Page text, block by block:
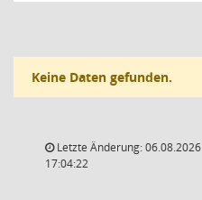
Keine Daten gefunden.
Letzte Änderung: 06.08.2026
17:04:22